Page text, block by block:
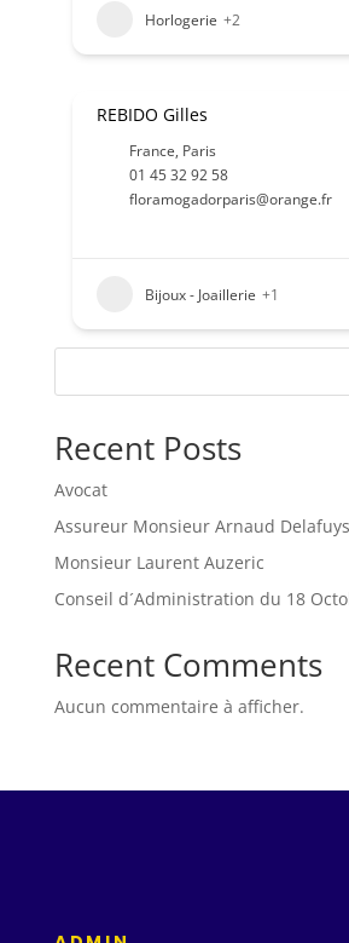
Horlogerie +2
REBIDO Gilles
France, Paris
01 45 32 92 58
floramogadorparis@orange.fr
Bijoux - Joaillerie +1
Recent Posts
Avocat
Assureur Monsieur Arnaud Delafuys
Monsieur Laurent Auzeric
Conseil d´Administration du 18
Recent Comments
Aucun commentaire à afficher.